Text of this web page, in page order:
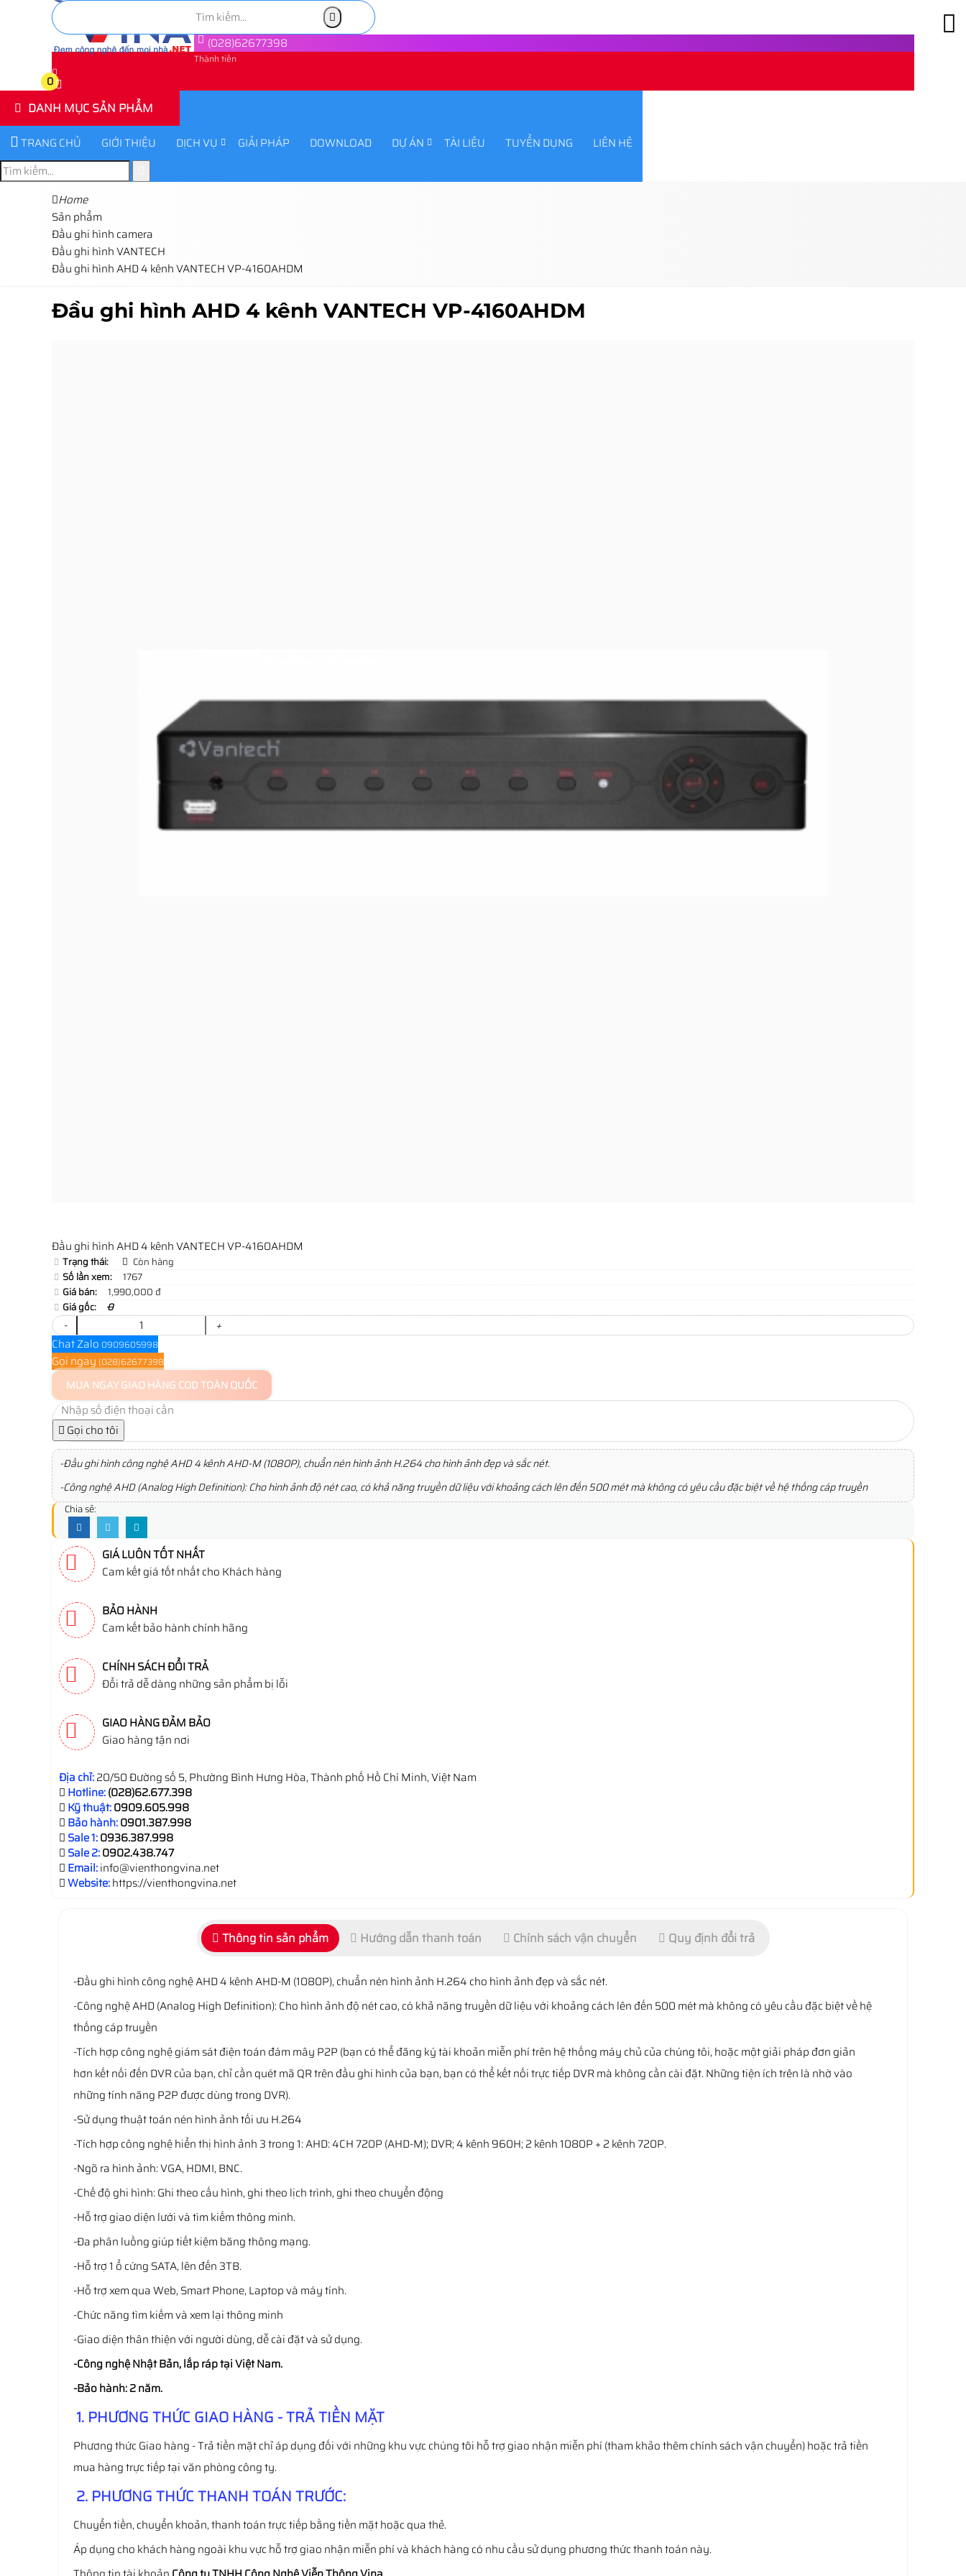
(028)62677398
Thành tiền
0
0
DANH MỤC SẢN PHẨM
TRANG CHỦ GIỚI THIỆU DỊCH VỤ GIẢI PHÁP DOWNLOAD DỰ ÁN TÀI LIỆU TUYỂN DỤNG LIÊN HỆ
Home
Sản phẩm
Đầu ghi hình camera
Đầu ghi hình VANTECH
Đầu ghi hình AHD 4 kênh VANTECH VP-4160AHDM
Đầu ghi hình AHD 4 kênh VANTECH VP-4160AHDM
Đầu ghi hình AHD 4 kênh VANTECH VP-4160AHDM
Trạng thái:
Còn hàng
Số lần xem:
1767
Giá bán:
1,990,000 đ
Giá gốc:
0
-
+
Chat Zalo 0909605998
Gọi ngay (028)62677398
MUA NGAYGIAO HÀNG COD TOÀN QUỐC
Gọi cho tôi
-Đầu ghi hình công nghệ AHD 4 kênh AHD-M (1080P), chuẩn nén hình ảnh H.264 cho hình ảnh đẹp và sắc nét.
-Công nghệ AHD (Analog High Definition): Cho hình ảnh độ nét cao, có khả năng truyền dữ liệu với khoảng cách lên đến 500 mét mà không có yêu cầu đặc biệt về hệ thống cáp truyền
Chia sẻ:
GIÁ LUÔN TỐT NHẤT
Cam kết giá tốt nhất cho Khách hàng
BẢO HÀNH
Cam kết bảo hành chính hãng
CHÍNH SÁCH ĐỔI TRẢ
Đổi trả dễ dàng những sản phẩm bị lỗi
GIAO HÀNG ĐẢM BẢO
Giao hàng tận nơi
Địa chỉ:20/50 Đường số 5, Phường Bình Hưng Hòa, Thành phố Hồ Chí Minh, Việt Nam
Hotline:(028)62.677.398
Kỹ thuật:0909.605.998
Bảo hành:0901.387.998
Sale 1:0936.387.998
Sale 2:0902.438.747
Email:info@vienthongvina.net
Website:https://vienthongvina.net
Thông tin sản phẩm Hướng dẫn thanh toán Chính sách vận chuyển Quy định đổi trả
-Đầu ghi hình công nghệ AHD 4 kênh AHD-M (1080P), chuẩn nén hình ảnh H.264 cho hình ảnh đẹp và sắc nét.
-Công nghệ AHD (Analog High Definition): Cho hình ảnh độ nét cao, có khả năng truyền dữ liệu với khoảng cách lên đến 500 mét mà không có yêu cầu đặc biệt về hệ
thống cáp truyền
-Tích hợp công nghệ giám sát điện toán đám mây P2P (bạn có thể đăng ký tài khoản miễn phí trên hệ thống máy chủ của chúng tôi, hoặc một giải pháp đơn giản
hơn kết nối đến DVR của bạn, chỉ cần quét mã QR trên đầu ghi hình của bạn, bạn có thể kết nối trực tiếp DVR mà không cần cài đặt. Những tiện ích trên là nhờ vào
những tính năng P2P được dùng trong DVR).
-Sử dụng thuật toán nén hình ảnh tối ưu H.264
-Tích hợp công nghệ hiển thị hình ảnh 3 trong 1: AHD: 4CH 720P (AHD-M); DVR; 4 kênh 960H; 2 kênh 1080P + 2 kênh 720P.
-Ngõ ra hình ảnh: VGA, HDMI, BNC.
-Chế độ ghi hình: Ghi theo cấu hình, ghi theo lịch trình, ghi theo chuyển động
-Hỗ trợ giao diện lưới và tìm kiếm thông minh.
-Đa phân luồng giúp tiết kiệm băng thông mạng.
-Hỗ trợ 1 ổ cứng SATA, lên đến 3TB.
-Hỗ trợ xem qua Web, Smart Phone, Laptop và máy tính.
-Chức năng tìm kiếm và xem lại thông minh
-Giao diện thân thiện với người dùng, dễ cài đặt và sử dụng.
-Công nghệ Nhật Bản, lắp ráp tại Việt Nam.
-Bảo hành: 2 năm.
1. PHƯƠNG THỨC GIAO HÀNG - TRẢ TIỀN MẶT
Phương thức Giao hàng - Trả tiền mặt chỉ áp dụng đối với những khu vực chúng tôi hỗ trợ giao nhận miễn phí (tham khảo thêm chính sách vận chuyển) hoặc trả tiền
mua hàng trực tiếp tại văn phòng công ty.
2. PHƯƠNG THỨC THANH TOÁN TRƯỚC:
Chuyển tiền, chuyển khoản, thanh toán trực tiếp bằng tiền mặt hoặc qua thẻ.
Áp dụng cho khách hàng ngoài khu vực hỗ trợ giao nhận miễn phí và khách hàng có nhu cầu sử dụng phương thức thanh toán này.